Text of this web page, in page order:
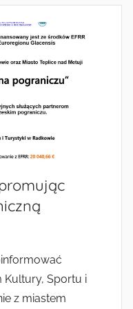
Kultury, Sportu i
z miastem